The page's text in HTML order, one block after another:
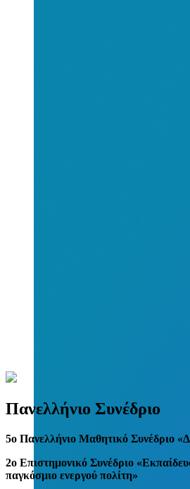
Πανελλήνιο Συνέδριο
5o Πανελλήνιο Μαθητικό Συνέδριο
2ο Επιστημονικό Συνέδριο
παγκόσμιο ενεργού πολίτη»